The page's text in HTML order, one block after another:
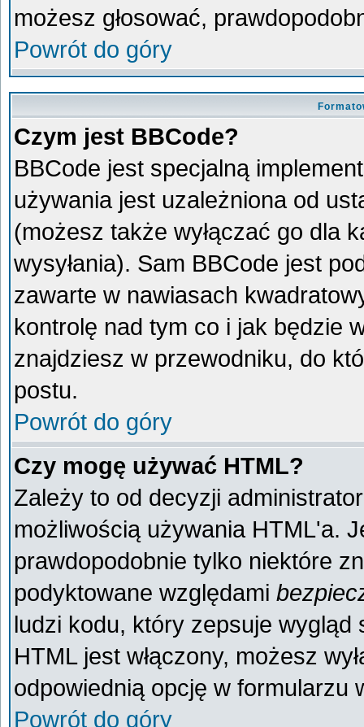
możesz głosować,
Powrót do góry
Czym jest BBCode?
BBCode jest specjalną
używania jest uzależniona od
(możesz także wyłączać go dla
wysyłania). Sam BBCode jest
zawarte w nawiasach
kontrolę nad tym co i jak będzie
znajdziesz w przewodniku, do
postu.
Powrót do góry
Czy mogę używać HTML?
Zależy to od decyzji
możliwością używania HTML'a.
prawdopodobnie tylko niektóre
podyktowane względami
ludzi kodu, który zepsuje wygląd
HTML jest włączony, możesz
odpowiednią opcję w formularzu
Powrót do góry